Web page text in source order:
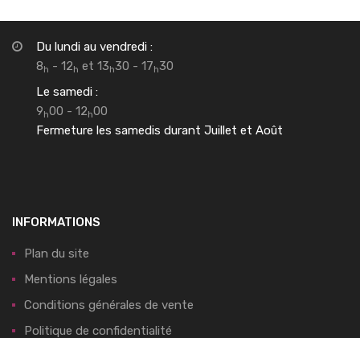
Du lundi au vendredi :
8h - 12h et 13h30 - 17h30
Le samedi :
9h00 - 12h00
Fermeture les samedis durant Juillet et Août
INFORMATIONS
Plan du site
Mentions légales
Conditions générales de vente
Politique de confidentialité